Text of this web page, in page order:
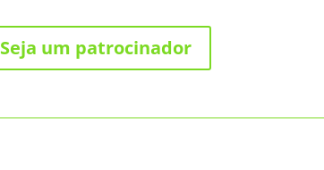
Seja um patrocinador